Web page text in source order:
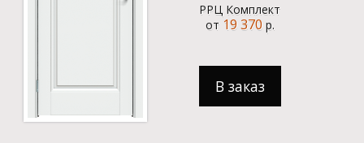
РРЦ Комплект
от 19 370р.
В заказ